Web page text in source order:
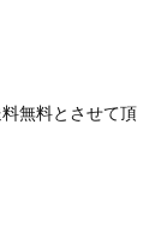
無料とさせて頂